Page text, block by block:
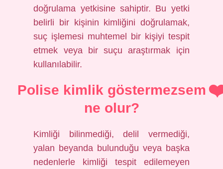
doğrulama yetkisine sahiptir. Bu yetki
belirli bir kişinin kimliğini doğrulamak,
suç işlemesi muhtemel bir kişiyi tespit
etmek veya bir suçu araştırmak için
kullanılabilir.
Polise kimlik göstermezsem
ne olur?
Kimliği bilinmediği, delil vermediği,
yalan beyanda bulunduğu veya başka
nedenlerle kimliği tespit edilemeyen